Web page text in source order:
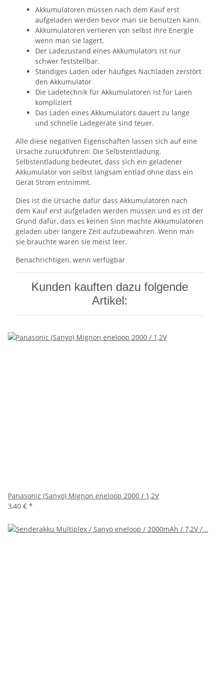
Akkumulatoren müssen nach dem Kauf erst
aufgeladen werden bevor man sie benutzen kann.
Akkumulatoren verlieren von selbst ihre Energie
wenn man sie lagert.
Der Ladezustand eines Akkumulators ist nur
schwer feststellbar.
Ständiges Laden oder häufiges Nachladen zerstört
den Akkumulator
Die Ladetechnik für Akkumulatoren ist für Laien
kompliziert
Das Laden eines Akkumulators dauert zu lange
und schnelle Ladegeräte sind teuer.
Alle diese negativen Eigenschaften lassen sich auf eine
Ursache zurückführen: Die Selbstentladung.
Selbstentladung bedeutet, dass sich ein geladener
Akkumulator von selbst langsam entläd ohne dass ein
Gerät Strom entnimmt.
Dies ist die Ursache dafür dass Akkumulatoren nach
dem Kauf erst aufgeladen werden müssen und es ist der
Grund dafür, dass es keinen Sinn machte Akkumulatoren
geladen über längere Zeit aufzubewahren. Wenn man
sie brauchte waren sie meist leer.
Benachrichtigen, wenn verfügbar
Kunden kauften dazu folgende
Artikel:
Panasonic (Sanyo) Mignon eneloop 2000 / 1,2V
3,40 € *